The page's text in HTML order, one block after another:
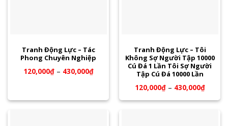
Tranh Động Lực – Tác
Phong Chuyên Nghiệp
120,000₫– 430,000₫
Tranh Động Lực – Tôi
Không Sợ Người Tập 10000
Cú Đá 1 Lần Tôi Sợ Người
Tập Cú Đá 10000 Lần
120,000₫– 430,000₫